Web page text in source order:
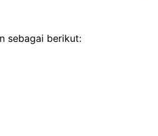
sebagai berikut: